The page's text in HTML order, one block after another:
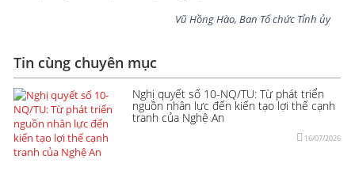
Vũ Hồng Hào, Ban Tổ chức Tỉnh ủy
Tin cùng chuyên mục
Nghị quyết số 10-NQ/TU: Từ phát triển
nguồn nhân lực đến kiến tạo lợi thế cạnh
tranh của Nghệ An
16/07/2026